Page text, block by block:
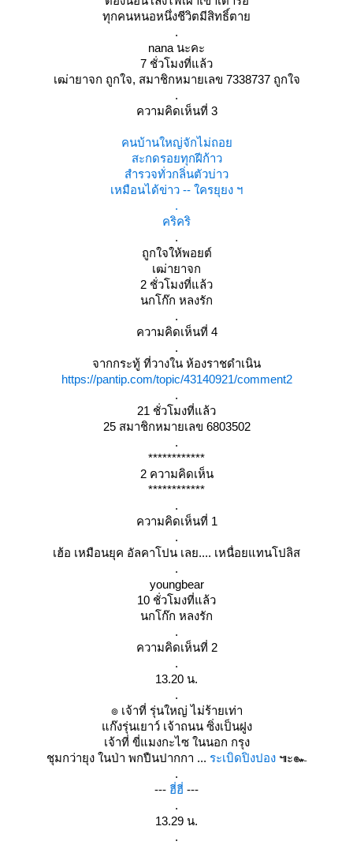
ทุกคนหนอหนึ่งชีวิตมีสิทธิ์ตา
.
nana นะคะ
7 ชั่วโมงที่แล้ว
เฒ่ายาจก ถูกใจ, สมาชิกหมายเลข 7338737 ถูกใจ
.
ความคิดเห็นที่ 3
คนบ้านใหญ่จักไม่ถอ
สะกดรอยทุกฝีก้าว
สำรวจทั่วกลิ่นตัวบ่าว
เหมือนได้ข่าว -- ใครยุยง ฯ
.
คริคริ
.
ถูกใจให้พอยต์
เฒ่ายาจก
2 ชั่วโมงที่แล้ว
นกโก๊ก หลงรัก
.
ความคิดเห็นที่ 4
.
จากกระทู้ ที่วางใน ห้องราชดำเนิน
https://pantip.com/topic/43140921/comment2
.
21 ชั่วโมงที่แล้ว
25 สมาชิกหมายเลข 6803502
.
************
2 ความคิดเห็น
************
.
ความคิดเห็นที่ 1
.
เฮ้อ เหมือนยุค อัลคาโปน เลย.... เหนื่อยแทนโปลิส
.
youngbear
10 ชั่วโมงที่แล้ว
นกโก๊ก หลงรัก
.
ความคิดเห็นที่ 2
.
13.20 น.
.
๏ เจ้าที่ รุ่นใหญ่ ไม่ร้ายเท่า
ก๊งรุ่นเยาว์ เจ้าถนน ซิ่งเป็นฝูง
เจ้าที่ ขี่แมงกะไซ ในนอก กรุง
ชุมกว่ายุง ในป่า พกปืนปากกา ... ระเบิดปิงปอง ๚ะ๛
.
--- ฮี่ฮี่ ---
.
13.29 น.
.